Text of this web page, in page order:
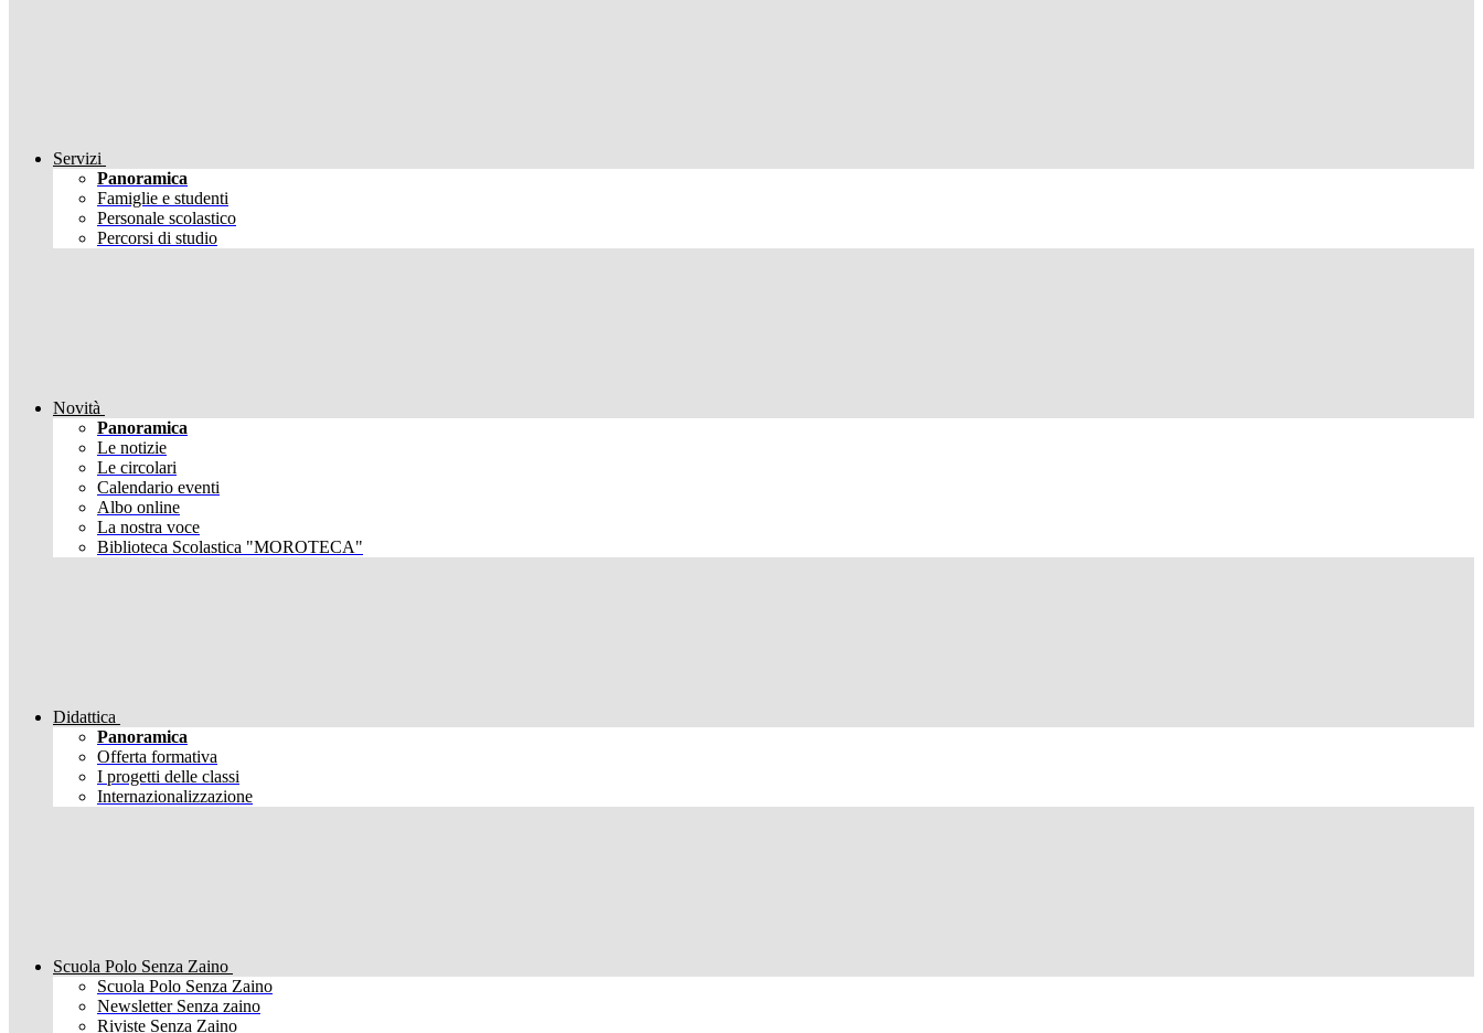
Servizi
Panoramica
Famiglie e studenti
Personale scolastico
Percorsi di studio
Novità
Panoramica
Le notizie
Le circolari
Calendario eventi
Albo online
La nostra voce
Biblioteca Scolastica "MOROTECA"
Didattica
Panoramica
Offerta formativa
I progetti delle classi
Internazionalizzazione
Scuola Polo Senza Zaino
Scuola Polo Senza Zaino
Newsletter Senza zaino
Riviste Senza Zaino